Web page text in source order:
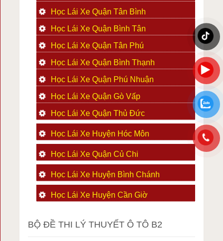
Học Lái Xe Quận Tân Bình
Học Lái Xe Quận Bình Tân
Học Lái Xe Quận Tân Phú
Học Lái Xe Quận Bình Thạnh
Học Lái Xe Quận Phú Nhuận
Học Lái Xe Quận Gò Vấp
Học Lái Xe Quận Thủ Đức
Học Lái Xe Huyện Hóc Môn
Học Lái Xe Quận Củ Chi
Học Lái Xe Huyện Bình Chánh
Học Lái Xe Huyện Cần Giờ
BỘ ĐỀ THI LÝ THUYẾT Ô TÔ B2